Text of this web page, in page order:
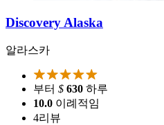
Discovery Alaska
알라스카
부터 $ 630 하루
10.0 이례적임
4리뷰